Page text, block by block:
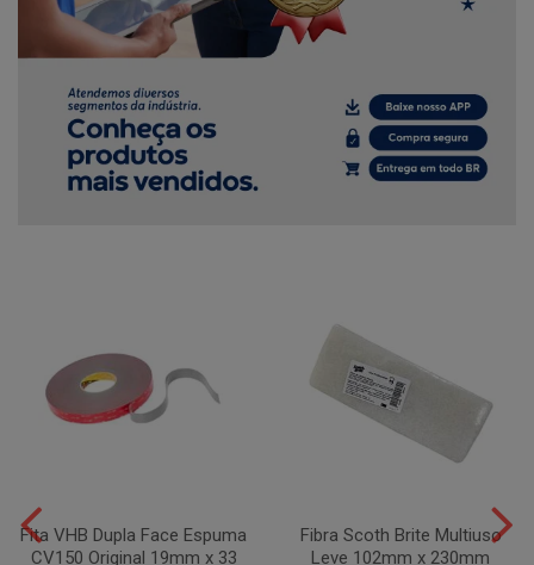
Fita VHB Dupla Face Espuma
CV150 Original 19mm x 33
Fibra Scoth Brite Multiuso
Leve 102mm x 230mm